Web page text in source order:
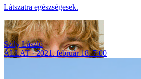
Látszatra egészségesek.
Szily László
ÁLLAT
2021. február 18. 7:00